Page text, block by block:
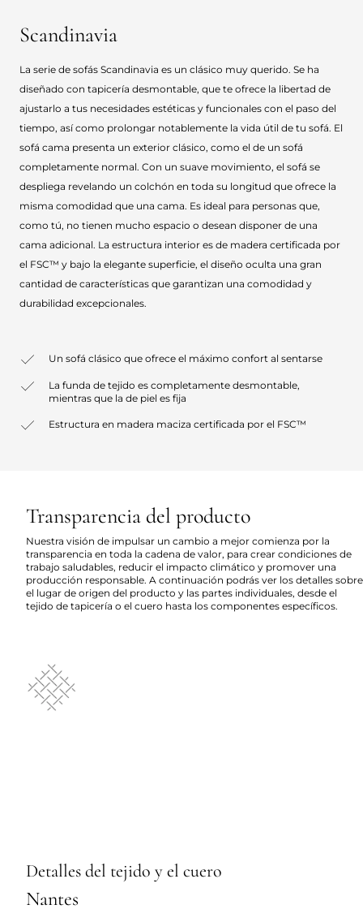
Scandinavia
La serie de sofás Scandinavia es un clásico muy querido. Se ha
diseñado con tapicería desmontable, que te ofrece la libertad de
ajustarlo a tus necesidades estéticas y funcionales con el paso del
tiempo, así como prolongar notablemente la vida útil de tu sofá. El
sofá cama presenta un exterior clásico, como el de un sofá
completamente normal. Con un suave movimiento, el sofá se
despliega revelando un colchón en toda su longitud que ofrece la
misma comodidad que una cama. Es ideal para personas que,
como tú, no tienen mucho espacio o desean disponer de una
cama adicional. La estructura interior es de madera certificada por
el FSC™ y bajo la elegante superficie, el diseño oculta una gran
cantidad de características que garantizan una comodidad y
durabilidad excepcionales.
Un sofá clásico que ofrece el máximo confort al sentarse
La funda de tejido es completamente desmontable,
mientras que la de piel es fija
Estructura en madera maciza certificada por el FSC™
Transparencia del producto
Nuestra visión de impulsar un cambio a mejor comienza por la
transparencia en toda la cadena de valor, para crear condiciones de
trabajo saludables, reducir el impacto climático y promover una
producción responsable. A continuación podrás ver los detalles sobre
el lugar de origen del producto y las partes individuales, desde el
tejido de tapicería o el cuero hasta los componentes específicos.
Detalles del tejido y el cuero
Nantes